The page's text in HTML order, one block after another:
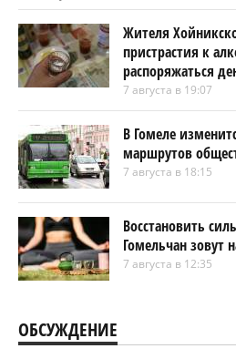
Жителя
пристрастия к
распоряжаться
7 августа в 19:07
В Гомеле
маршрутов
7 августа в 18:15
Восстановить
Гомельчан зовут
7 августа в 12:35
ОБСУЖДЕНИЕ